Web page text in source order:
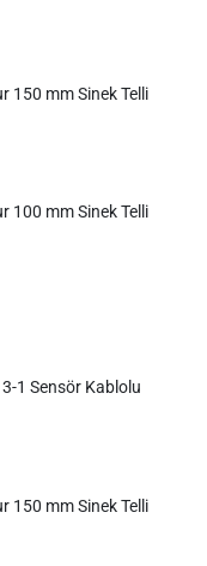
150 mm Sinek Telli
100 mm Sinek Telli
3-1 Sensör Kablolu
150 mm Sinek Telli